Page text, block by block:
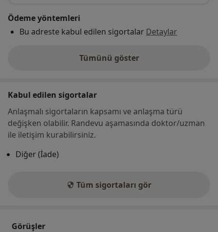
Ödeme yöntemleri
Bu adreste kabul edilen sigortalar Detaylar
Tümünü göster
adres hakkında
Kabul edilen sigortalar
Anlaşmalı sigortaların kapsamı ve anlaşma türü
değişken olabilir. Randevu aşamasında doktor/uzman
ile iletişim kurabilirsiniz.
Diğer (İade)
Tüm sigortaları gör
Görüşler